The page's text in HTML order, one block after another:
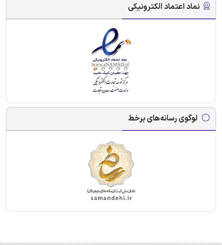
نماد اعتماد الکترونیکی
لوگوی رسانه‌های برخط